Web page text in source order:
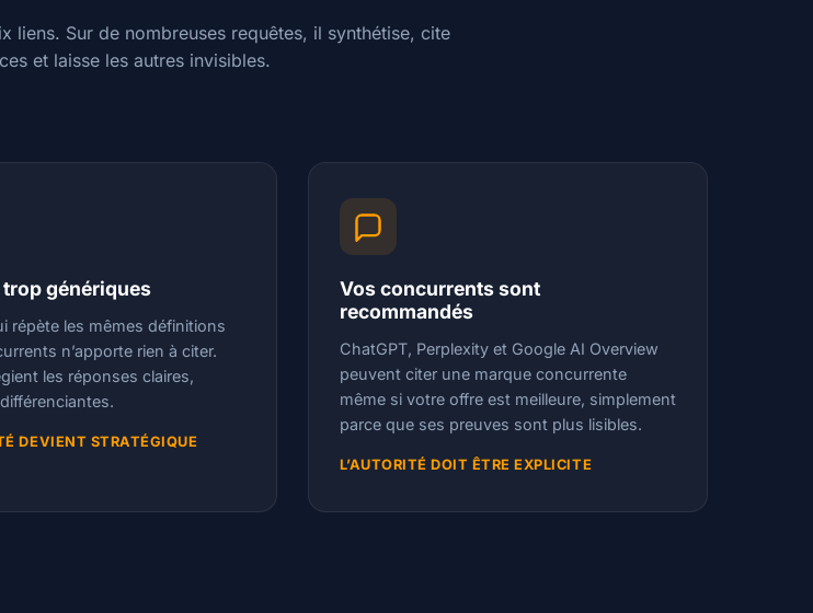
liens. Sur de nombreuses requêtes, il synthétise, cite
et laisse les autres invisibles.
génériques
répète les mêmes définitions
n’apporte rien à citer.
les réponses claires,
DEVIENT STRATÉGIQUE
Vos concurrents sont
recommandés
ChatGPT, Perplexity et Google AI Overview
peuvent citer une marque concurrente
même si votre offre est meilleure, simplement
parce que ses preuves sont plus lisibles.
L’AUTORITÉ DOIT ÊTRE EXPLICITE